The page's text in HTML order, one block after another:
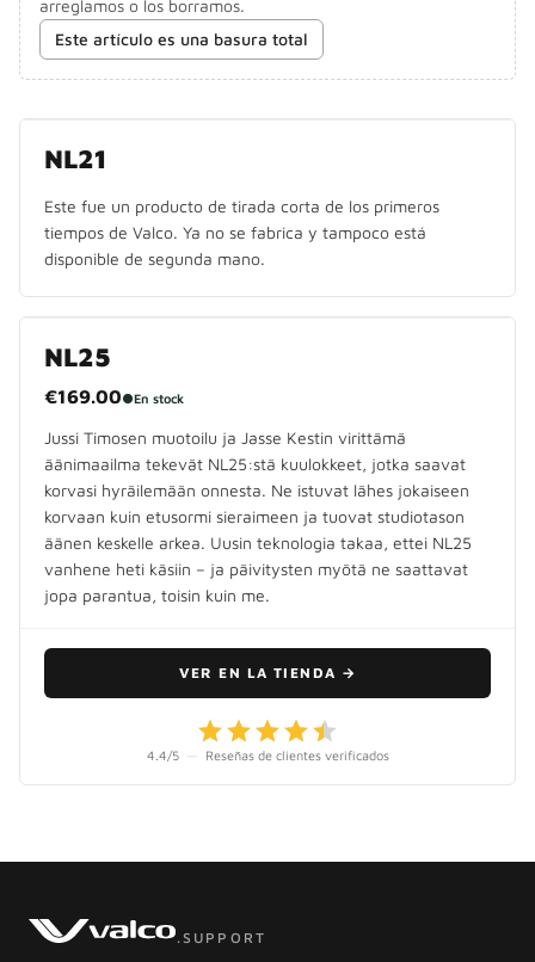
arreglamos o los borramos.
Este artículo es una basura total
NL21
Este fue un producto de tirada corta de los primeros
tiempos de Valco. Ya no se fabrica y tampoco está
disponible de segunda mano.
NL25
€169.00●En stock
Jussi Timosen muotoilu ja Jasse Kestin virittämä
äänimaailma tekevät NL25:stä kuulokkeet, jotka saavat
korvasi hyräilemään onnesta. Ne istuvat lähes jokaiseen
korvaan kuin etusormi sieraimeen ja tuovat studiotason
äänen keskelle arkea. Uusin teknologia takaa, ettei NL25
vanhene heti käsiin – ja päivitysten myötä ne saattavat
jopa parantua, toisin kuin me.
VER EN LA TIENDA →
4.4/5 — Reseñas de clientes verificados
.SUPPORT